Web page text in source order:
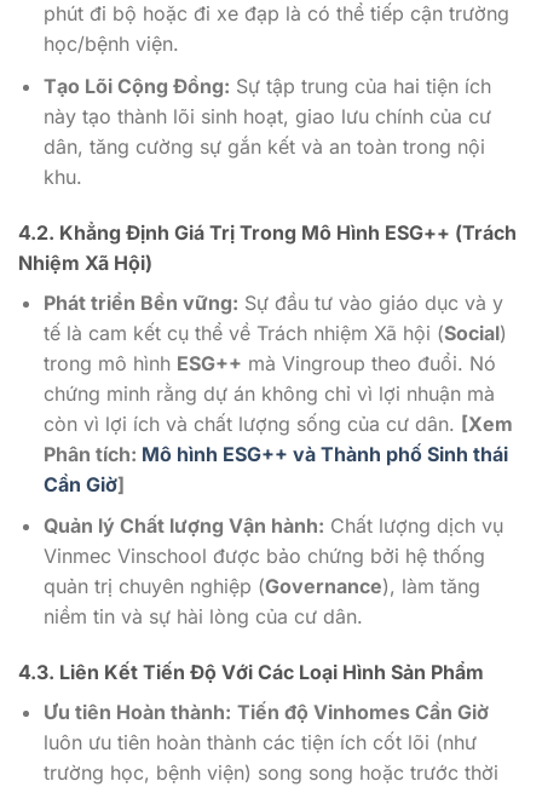
phút đi bộ hoặc đi xe đạp là có thể tiếp cận trường
học/bệnh viện.
Tạo Lõi Cộng Đồng: Sự tập trung của hai tiện ích
này tạo thành lõi sinh hoạt, giao lưu chính của cư
dân, tăng cường sự gắn kết và an toàn trong nội
khu.
4.2. Khẳng Định Giá Trị Trong Mô Hình ESG++ (Trách
Nhiệm Xã Hội)
Phát triển Bền vững: Sự đầu tư vào giáo dục và y
tế là cam kết cụ thể về Trách nhiệm Xã hội (Social)
trong mô hình ESG++ mà Vingroup theo đuổi. Nó
chứng minh rằng dự án không chỉ vì lợi nhuận mà
còn vì lợi ích và chất lượng sống của cư dân. [Xem
Phân tích: Mô hình ESG++ và Thành phố Sinh thái
Cần Giờ]
Quản lý Chất lượng Vận hành: Chất lượng dịch vụ
Vinmec Vinschool được bảo chứng bởi hệ thống
quản trị chuyên nghiệp (Governance), làm tăng
niềm tin và sự hài lòng của cư dân.
4.3. Liên Kết Tiến Độ Với Các Loại Hình Sản Phẩm
Ưu tiên Hoàn thành: Tiến độ Vinhomes Cần Giờ
luôn ưu tiên hoàn thành các tiện ích cốt lõi (như
trường học, bệnh viện) song song hoặc trước thời